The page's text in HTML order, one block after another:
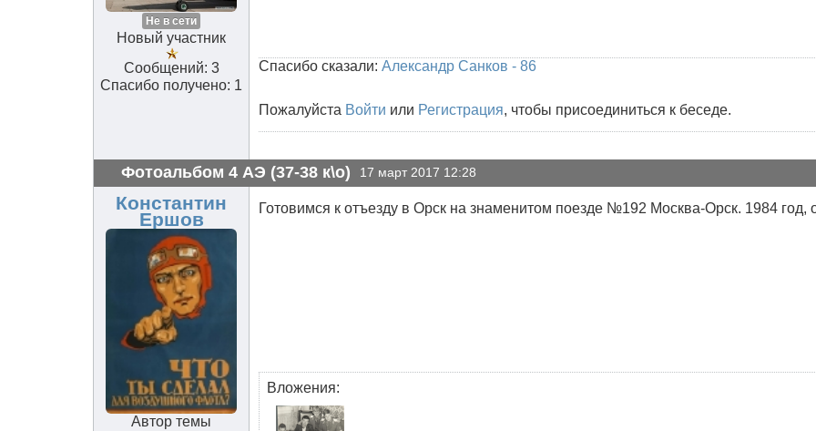
Не в сети
Новый участник
Сообщений: 3
Спасибо получено: 1
Спасибо сказали: Александр Санков - 86
Пожалуйста Войти или Регистрация, чтобы присоединиться к беседе.
Фотоальбом 4 АЭ (37-38 к\о) 17 март 2017 12:28
Константин
Ершов
Автор темы
Готовимся к отъезду в Орск на знаменитом поезде №192 Москва-Орск. 1984 год,
Вложения: